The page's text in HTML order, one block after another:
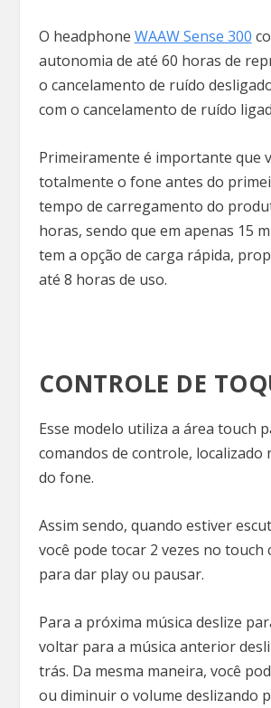
O headphone WAAW Sense 300
autonomia de até 60 horas de
o cancelamento de ruído
com o cancelamento de ruído
Primeiramente é importante que
totalmente o fone antes do
tempo de carregamento do
horas, sendo que em apenas 15
tem a opção de carga rápida,
até 8 horas de uso.
CONTROLE DE
Esse modelo utiliza a área touch
comandos de controle, localizado
do fone.
Assim sendo, quando estiver
você pode tocar 2 vezes no touch
para dar play ou pausar.
Para a próxima música deslize
voltar para a música anterior
trás. Da mesma maneira, você
ou diminuir o volume deslizando